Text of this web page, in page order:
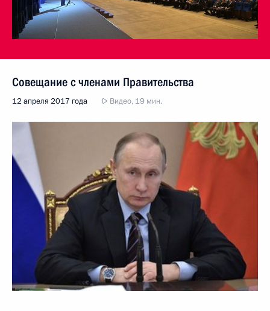
Совещание с членами Правительства
12 апреля 2017 года Видео, 19 мин.